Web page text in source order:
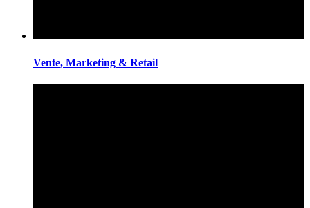
Vente, Marketing & Retail